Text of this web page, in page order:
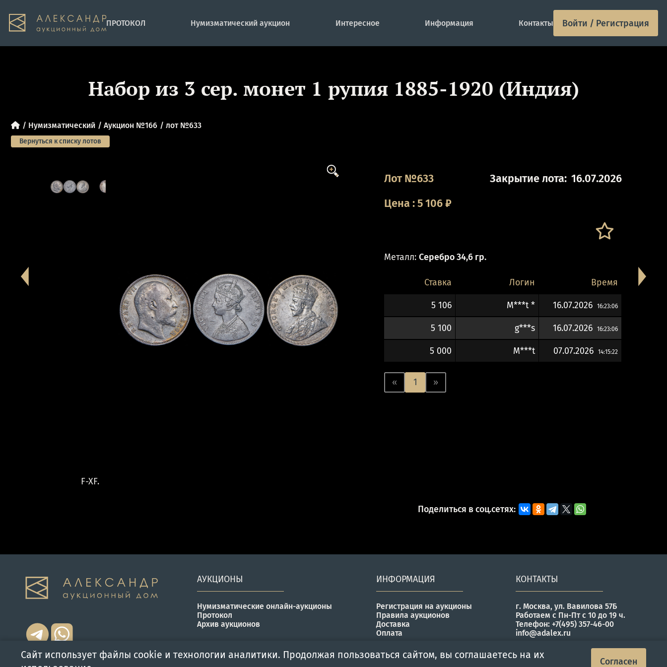
ПРОТОКОЛ Нумизматический аукцион Интересное Информация Контакты Войти / Регистрация
Набор из 3 сер. монет 1 рупия 1885-1920 (Индия)
Нумизматический Аукцион №166 лот №633
Вернуться к списку лотов
Лот №633 Закрытие лота: 16.07.2026
Цена:5 106 ₽
Металл: Серебро 34,6 гр.
Ставка Логин Время
5 106 M***t * 16.07.2026 16:23:06
5 100 g***s 16.07.2026 16:23:06
5 000 M***t 07.07.2026 14:15:22
« 1 »
F-XF.
Поделиться в соц.сетях:
АУКЦИОНЫ
Нумизматические онлайн-аукционы
Протокол
Архив аукционов
ИНФОРМАЦИЯ
Регистрация на аукционы
Правила аукционов
Доставка
Оплата
КОНТАКТЫ
г. Москва, ул. Вавилова 57Б
Работаем с Пн-Пт с 10 до 19 ч.
Телефон: +7(495) 357-46-00
info@adalex.ru
Сайт использует файлы cookie и технологии аналитики. Продолжая пользоваться сайтом, вы соглашаетесь на их
Согласен